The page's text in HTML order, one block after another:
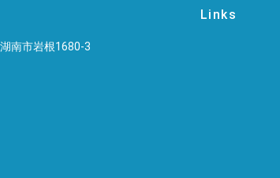
南市岩根1680-3
Links